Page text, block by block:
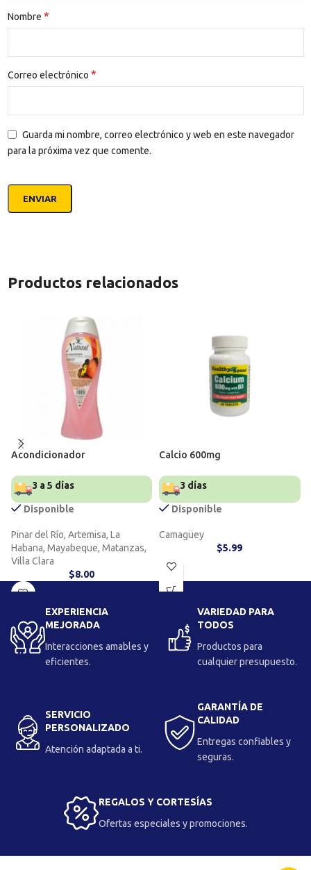
Nombre *
Correo electrónico *
Guarda mi nombre, correo electrónico y web en este navegador
para la próxima vez que comente.
Productos relacionados
Acondicionador
3 a 5 días
Disponible
Pinar del Río, Artemisa, La
Habana, Mayabeque, Matanzas,
Villa Clara
$8.00
Calcio 600mg
3 días
Disponible
Camagüey
$5.99
EXPERIENCIA
MEJORADA
Interacciones amables y
eficientes.
VARIEDAD PARA
TODOS
Productos para
cualquier presupuesto.
SERVICIO
PERSONALIZADO
Atención adaptada a ti.
GARANTÍA DE
CALIDAD
Entregas confiables y
seguras.
REGALOS Y CORTESÍAS
Ofertas especiales y promociones.